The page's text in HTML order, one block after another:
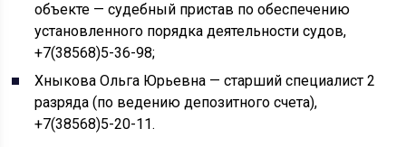
объекте — судебный пристав по обеспечению
установленного порядка деятельности судов,
+7(38568)5-36-98;
Хныкова Ольга Юрьевна — старший специалист 2
разряда (по ведению депозитного счета),
+7(38568)5-20-11.